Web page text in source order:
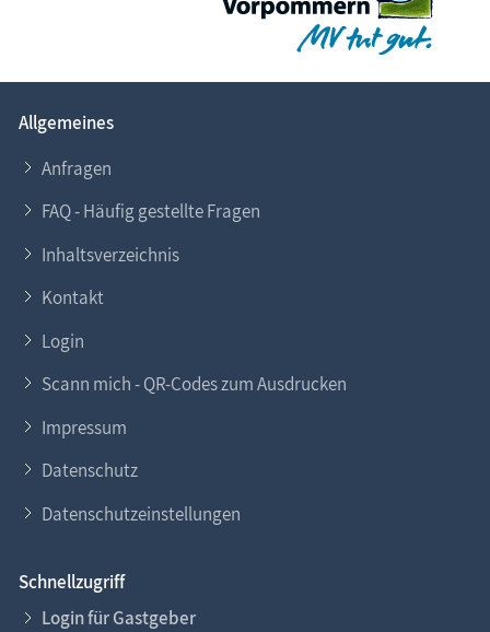
Allgemeines
Anfragen
FAQ - Häufig gestellte Fragen
Inhaltsverzeichnis
Kontakt
Login
Scann mich - QR-Codes zum Ausdrucken
Impressum
Datenschutz
Datenschutzeinstellungen
Schnellzugriff
Login für Gastgeber